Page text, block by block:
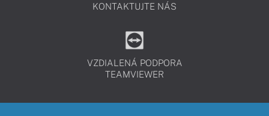
KONTAKTUJTE NÁS
VZDIALENÁ PODPORA
TEAMVIEWER